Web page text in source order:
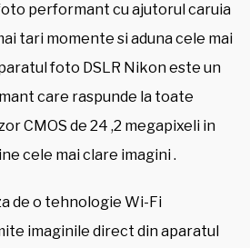
performant cu ajutorul caruia
tari momente si aduna cele mai
foto DSLR Nikon este un
care raspunde la toate
CMOS de 24 ,2 megapixeli in
cele mai clare imagini .
de o tehnologie Wi-Fi
imaginile direct din aparatul